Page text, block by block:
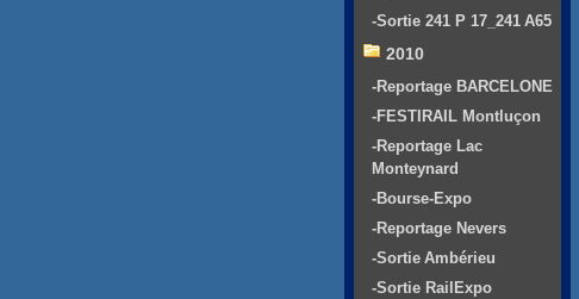
-Sortie 241 P 17_241 A65
2010
-Reportage BARCELONE
-FESTIRAIL Montluçon
-Reportage Lac
Monteynard
-Bourse-Expo
-Reportage Nevers
-Sortie Ambérieu
-Sortie RailExpo